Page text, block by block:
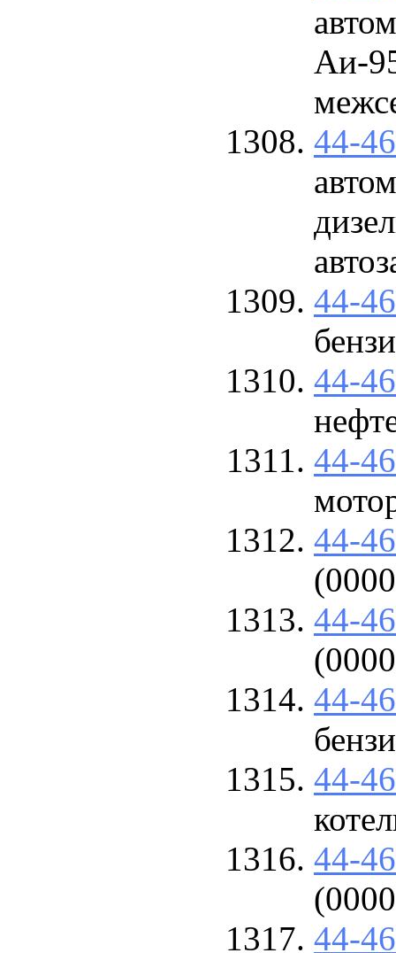
Аи-
44-
44-
44-
44-
44-
44-
44-
44-
44-
44-